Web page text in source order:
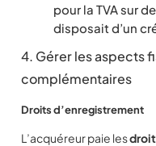
pour la TVA sur
disposait d’un
4. Gérer les aspects
complémentaires
Droits d’enregistrement
L’acquéreur paie les